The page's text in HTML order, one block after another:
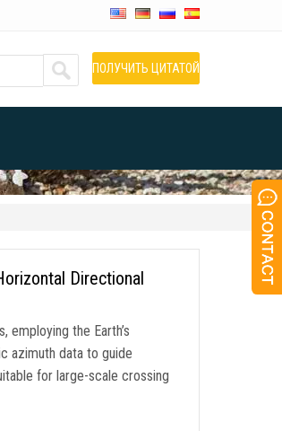
ПОЛУЧИТЬ ЦИТАТОЙ
Directional
,employing the Earth’s
azimuth data to guide
for large-scale crossing